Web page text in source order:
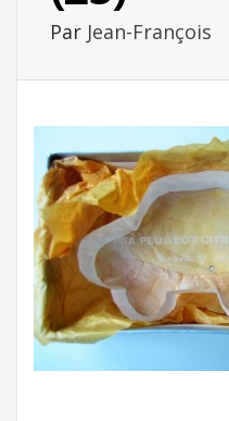
Par Jean-François